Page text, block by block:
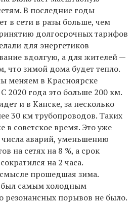
В последние годы
в сети в разы больше, чем
долгосрочных тарифов
для энергетиков
вдолгую, а для жителей —
что зимой дома будет тепло.
меняем в Красноярске
2020 года это больше 200 км.
и в Канске, за несколько
30 км трубопроводов. Таких
в советское время. Это уже
аварий, уменьшению
на сетях на 8 %, а срок
на 2 часа.
прошедшая зима.
был самым холодным
резонансных порывов не было.